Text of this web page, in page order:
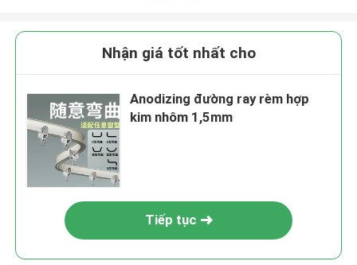
Nhận giá tốt nhất cho
Anodizing đường ray rèm hợp
kim nhôm 1,5mm
Tiếp tục